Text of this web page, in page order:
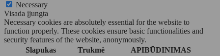
Necessary
Visada įjungta
Necessary cookies are absolutely essential for the website to
function properly. These cookies ensure basic functionalities and
security features of the website, anonymously.
Slapukas
Trukmė APIBŪDINIMAS